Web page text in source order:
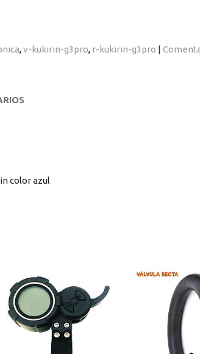
v-kukirin-g3pro r-kukirin-g3pro |
color azul